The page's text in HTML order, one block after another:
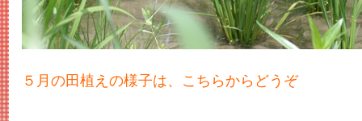
５月の田植えの様子は、こちらからどうぞ